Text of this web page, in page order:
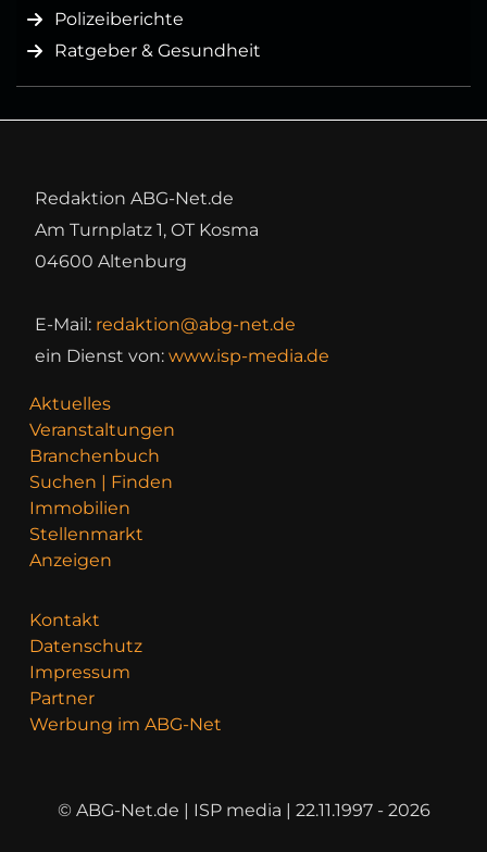
Polizeiberichte
Ratgeber & Gesundheit
Redaktion ABG-Net.de
Am Turnplatz 1, OT Kosma
04600 Altenburg
E-Mail: redaktion@abg-net.de
ein Dienst von: www.isp-media.de
Aktuelles
Veranstaltungen
Branchenbuch
Suchen | Finden
Immobilien
Stellenmarkt
Anzeigen
Kontakt
Datenschutz
Impressum
Partner
Werbung im ABG-Net
© ABG-Net.de | ISP media | 22.11.1997 - 2026